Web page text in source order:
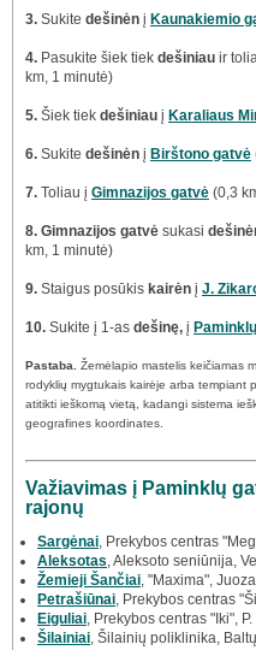
3. Sukite dešinėn į Kaunakiemio
4. Pasukite šiek tiek dešiniau ir
km, 1 minutė)
5. Šiek tiek dešiniau į Karaliaus
6. Sukite dešinėn į Birštono gatvė
7. Toliau į Gimnazijos gatvė (0,3
8. Gimnazijos gatvė sukasi
km, 1 minutė)
9. Staigus posūkis kairėn į J.
10. Sukite į 1-as dešinę, į
Pastaba. Žemėlapio mastelis keičiamas
rodyklių mygtukais kairėje arba tempiant
atitikti ieškomą vietą, kadangi sistema
geografines koordinates.
Važiavimas į Paminklų
rajonų
Sargėnai , Prekybos centras
Aleksotas , Aleksoto seniūnija,
Žemieji Šančiai , "Maxima",
Petrašiūnai , Prekybos centras
Eiguliai , Prekybos centras "Iki",
Šilainiai , Šilainių poliklinika,